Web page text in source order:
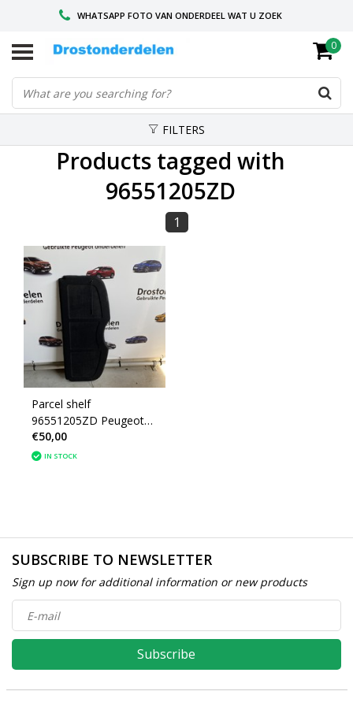
WHATSAPP FOTO VAN ONDERDEEL WAT U ZOEK
VOOR 16.00 BESTELD, VANDAAG VERZONDEN
GESPECIALISEERD PEUGEOT
0
FILTERS
Products tagged with
96551205ZD
1
Parcel shelf
96551205ZD Peugeot
207
€50,00
IN STOCK
SUBSCRIBE TO NEWSLETTER
Sign up now for additional information or new products
Subscribe